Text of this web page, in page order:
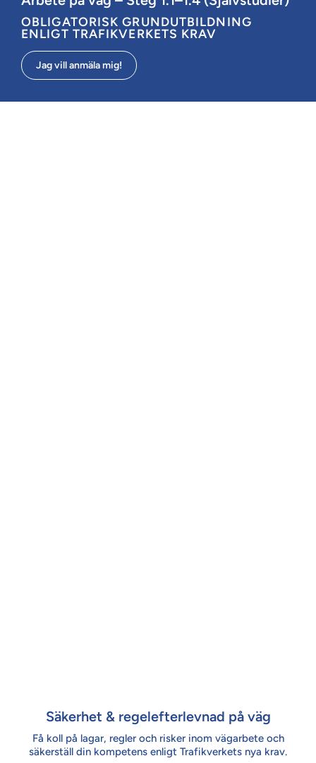
OBLIGATORISK GRUNDUTBILDNING
ENLIGT TRAFIKVERKETS KRAV
Jag vill anmäla mig!
Säkerhet & regelefterlevnad på väg
Få koll på lagar, regler och risker inom vägarbete och
säkerställ din kompetens enligt Trafikverkets nya krav.